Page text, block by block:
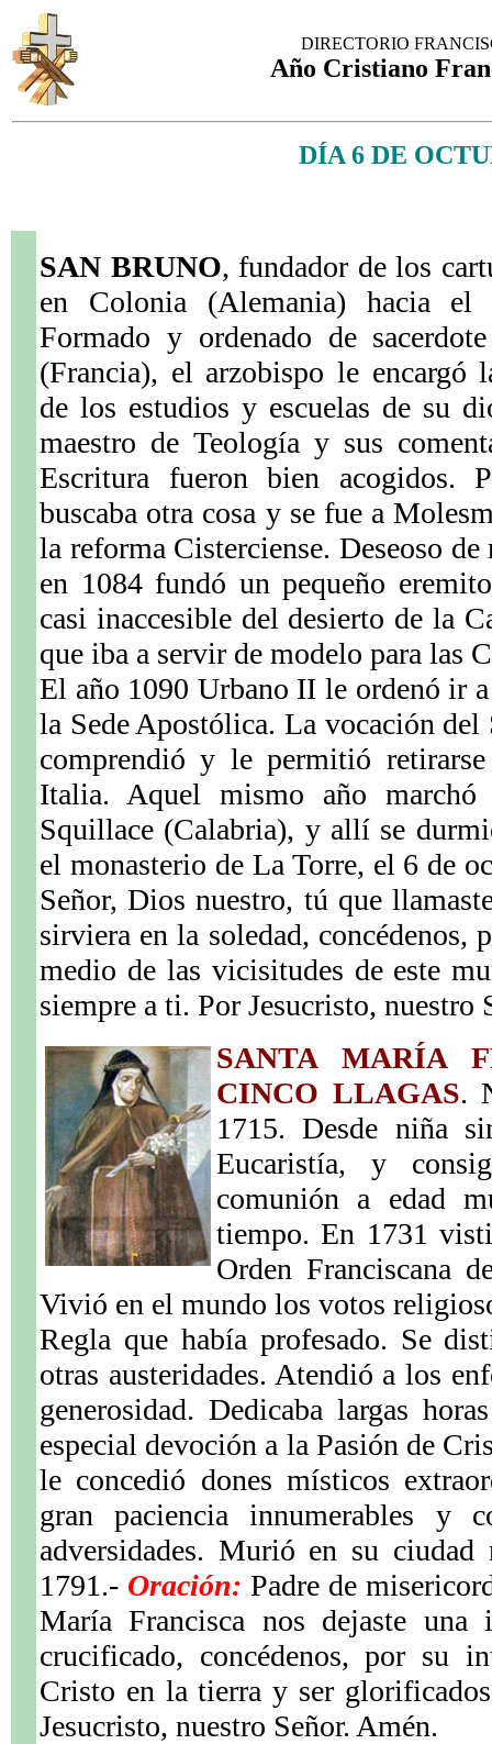
DIRECTORIO
Año Cristiano
DÍA 6 DE
SAN BRUNO, fundador de los
en Colonia (Alemania) hacia el
Formado y ordenado de
(Francia), el arzobispo le encargó
de los estudios y escuelas de su
maestro de Teología y sus
Escritura fueron bien acogidos.
buscaba otra cosa y se fue a
la reforma Cisterciense. Deseoso
en 1084 fundó un pequeño
casi inaccesible del desierto de la
que iba a servir de modelo para las
El año 1090 Urbano II le ordenó ir
la Sede Apostólica. La vocación del
comprendió y le permitió
Italia. Aquel mismo año
Squillace (Calabria), y allí se
el monasterio de La Torre, el 6 de
Señor, Dios nuestro, tú que
sirviera en la soledad, concédenos,
medio de las vicisitudes de este
siempre a ti. Por Jesucristo, nuestro
SANTA MARÍA
CINCO LLAGAS.
1715. Desde niña
Eucaristía, y
comunión a edad
tiempo. En 1731
Orden Franciscana
Vivió en el mundo los votos
Regla que había profesado. Se
otras austeridades. Atendió a los
generosidad. Dedicaba largas
especial devoción a la Pasión de
le concedió dones místicos
gran paciencia innumerables y
adversidades. Murió en su
1791.- Oración: Padre de
María Francisca nos dejaste
crucificado, concédenos, por su
Cristo en la tierra y ser
Jesucristo, nuestro Señor. Amén.